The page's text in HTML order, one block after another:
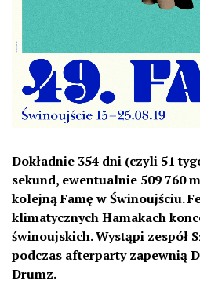
Dokładnie 354 dni (czyli 51
sekund, ewentualnie 509 760
kolejną Famę w Świnoujściu.
klimatycznych Hamakach
świnoujskich. Wystąpi zespół
podczas afterparty zapewnią
Drumz.